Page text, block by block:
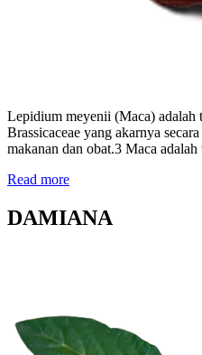
Lepidium meyenii (Maca) adalah
Brassicaceae yang akarnya
makanan dan obat.3 Maca adalah
Read more
DAMIANA